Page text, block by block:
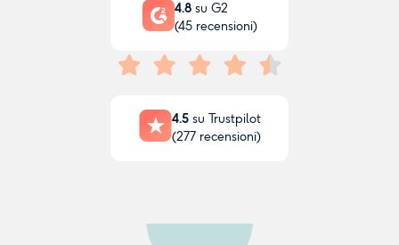
4.8su G2
(45recensioni)
4.5su Trustpilot
(277recensioni)